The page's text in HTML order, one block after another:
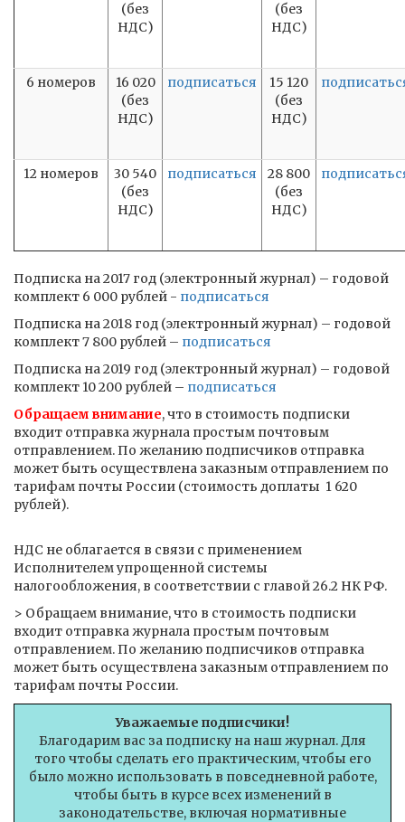
(без
НДС)
(без
НДС)
6 номеров
16 020
(без
НДС)
подписаться
15 120
(без
НДС)
12 номеров
30 540
(без
НДС)
подписаться
28 800
(без
НДС)
Подписка на 2017 год (электронный журнал) – годовой
комплект 6 000 рублей - подписаться
Подписка на 2018 год (электронный журнал) – годовой
комплект 7 800 рублей – подписаться
Подписка на 2019 год (электронный журнал) – годовой
комплект 10 200 рублей – подписаться
Обращаем внимание, что в стоимость подписки
входит отправка журнала простым почтовым
отправлением. По желанию подписчиков отправка
может быть осуществлена заказным отправлением по
тарифам почты России (стоимость доплаты ­ 1 620
рублей).
НДС не облагается в связи с применением
Исполнителем упрощенной системы
налогообложения, в соответствии с главой 26.2 НК РФ.
> Обращаем внимание, что в стоимость подписки
входит отправка журнала простым почтовым
отправлением. По желанию подписчиков отправка
может быть осуществлена заказным отправлением по
тарифам почты России.
Уважаемые подписчики!
Благодарим вас за подписку на наш журнал. Для
того чтобы сделать его практическим, чтобы его
было можно использовать в повседневной работе,
чтобы быть в курсе всех изменений в
законодательстве, включая нормативные